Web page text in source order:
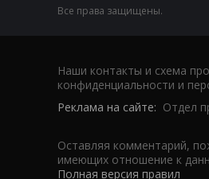
Все права защищены.
Наши контакты и схема
конфиденциальности и
Реклама на сайте: Отдел
Оставляя комментарий,
имеющих отношение к
Полная версия правил